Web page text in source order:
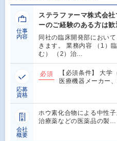
仕事
内容
ステラファーマ株式会
ーのご経験のある方は歓
同社の臨床開発部におい
きます。 業務内容 （1）
む） （2）治…
応募
資格
必須
【必須条件】 大学
医療機器メーカー
会社
概要
ホウ素化合物による中性
治療薬などの医薬品の製…